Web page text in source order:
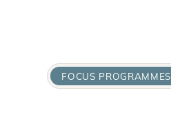
FOCUS PROGRAMMES